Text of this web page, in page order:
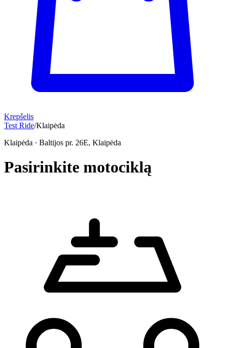
Krepšelis
Test Ride/Klaipėda
Klaipėda · Baltijos pr. 26E, Klaipėda
Pasirinkite motociklą